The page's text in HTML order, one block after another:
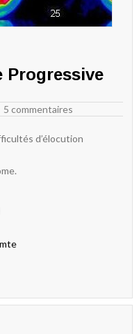
Progressive
5 commentaires
d’élocution